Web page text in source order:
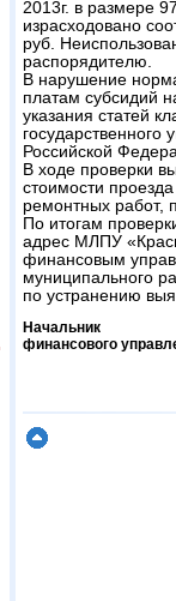
2013г. в размере
израсходовано
руб.
распорядителю.
В нарушение
платам субсидий
указания статей
Российской
В ходе проверки
стоимо­сти
ремонтных работ,
По итогам
адрес МЛПУ
финансовым
муниципального
по устранению
Начальник
финансового